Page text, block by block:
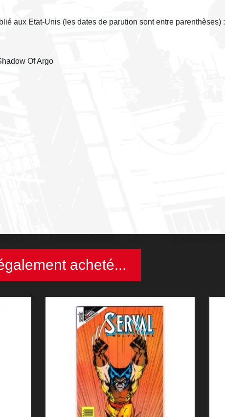
aux Etat-Unis (les dates de parution sont entre parenthèses) :
Of Argo
acheté...